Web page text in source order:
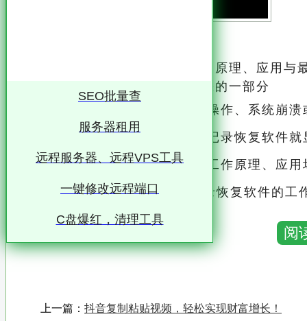
专业级浏览网站记录恢复软件：原理、应用
人们日常生活和工作中不可或缺的一部分
然而，由于各种原因，如误操作、系统崩溃
此时，一款专业的浏览网站记录恢复软件就
本文将详细介绍这类软件的工作原理、应用
Cookies等数据的深度扫描和分析
这些软件能够识别并提取出已删除但尚未被
具体来说，这类软件通常包含以下几个关键组件： 1. 数据扫描引擎：负责扫描用户浏览器存
阅
上一篇： 抖音复制粘贴视频，轻松实现财富增长！
SEO批量查
服务器租用
远程服务器、远程VPS工具
一键修改远程端口
C盘爆红，清理工具